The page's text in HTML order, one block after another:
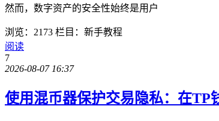
然而，数字资产的安全性始终是用户
浏览：2173 栏目：新手教程
阅读
7
2026-08-07 16:37
使用混币器保护交易隐私：在TP